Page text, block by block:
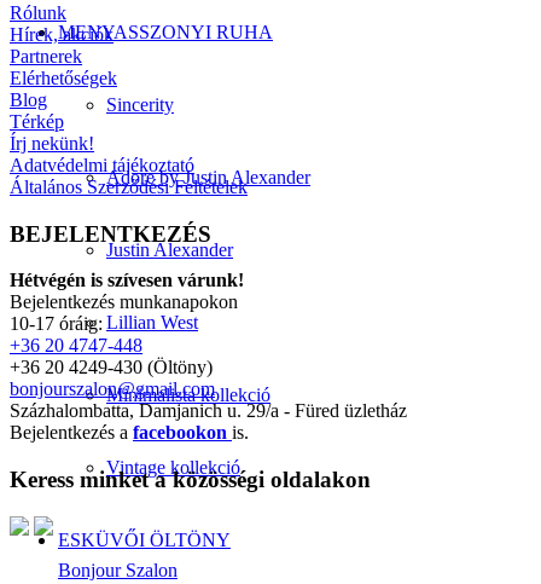
MENYASSZONYI RUHA
Sincerity
Adore by Justin Alexander
Justin Alexander
Lillian West
Minimalista kollekció
Vintage kollekció
ESKÜVŐI ÖLTÖNY
Rólunk
Hírek, akciók
Partnerek
Elérhetőségek
Blog
Térkép
Írj nekünk!
Adatvédelmi tájékoztató
Általános Szerződési Feltételek
BEJELENTKEZÉS
Hétvégén is szívesen várunk!
Bejelentkezés munkanapokon
10-17 óráig:
+36 20 4747-448
+36 20 4249-430 (Öltöny)
bonjourszalon@gmail.com
Százhalombatta, Damjanich u. 29/a - Füred üzletház
Bejelentkezés a facebookon is.
Keress minket a közösségi oldalakon
Bonjour Szalon